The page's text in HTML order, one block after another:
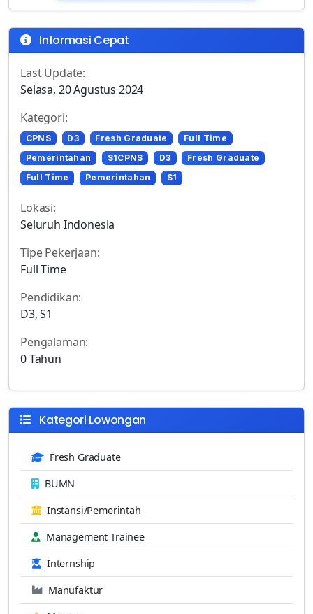
Informasi Cepat
Last Update:
Selasa, 20 Agustus 2024
Kategori:
CPNS D3 Fresh Graduate
Full Time
Pemerintahan
S1CPNS D3
Fresh Graduate
Full Time
Pemerintahan S1
Lokasi:
Seluruh Indonesia
Tipe Pekerjaan:
Full Time
Pendidikan:
D3, S1
Pengalaman:
0 Tahun
Kategori Lowongan
Fresh Graduate
BUMN
Instansi/Pemerintah
Management Trainee
Internship
Manufaktur